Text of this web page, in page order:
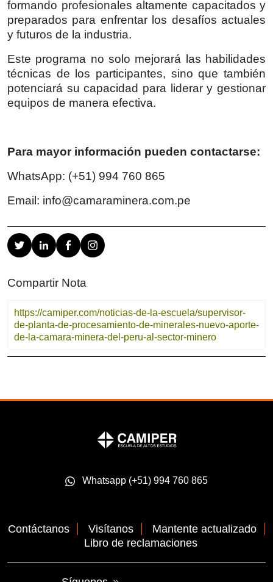
formando profesionales altamente capacitados y
preparados para enfrentar los desafíos actuales
y futuros de la industria.
Este programa no solo mejorará las habilidades
técnicas de los participantes, sino que también
potenciará su capacidad para liderar y gestionar
equipos de manera efectiva.
Para mayor información pueden contactarse:
WhatsApp: (+51) 994 760 865
Email: info@camaraminera.com.pe
Compartir Nota
https://camiper.com/noticias-de-la-escuela/supervisor-
de-planta-de-procesamiento-de-minerales-nuevo-aporte-
de-la-camara-minera-del-peru-al-sector-minero
Whatsapp (+51) 994 760 865
Contáctanos Visítanos
Mantente actualizado
Libro de reclamaciones